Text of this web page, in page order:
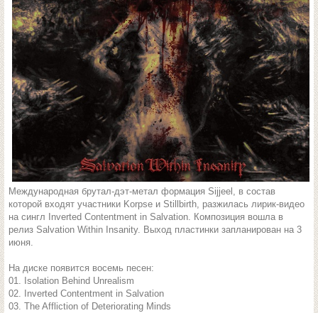
Международная брутал-дэт-метал формация Sijjeel, в состав
которой входят участники Korpse и Stillbirth, разжилась лирик-видео
на сингл Inverted Contentment in Salvation. Композиция вошла в
релиз Salvation Within Insanity. Выход пластинки запланирован на 3
июня.
На диске появится восемь песен:
01. Isolation Behind Unrealism
02. Inverted Contentment in Salvation
03. The Affliction of Deteriorating Minds